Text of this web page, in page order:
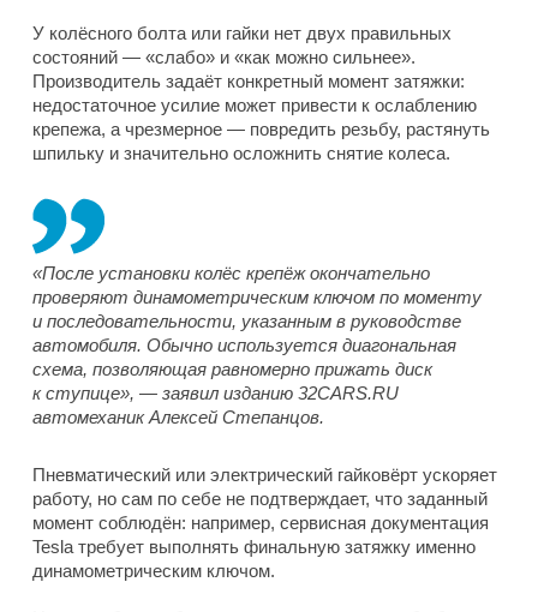
У колёсного болта или гайки нет двух правильных
состояний — «слабо» и «как можно сильнее».
Производитель задаёт конкретный момент затяжки:
недостаточное усилие может привести к ослаблению
крепежа, а чрезмерное — повредить резьбу, растянуть
шпильку и значительно осложнить снятие колеса.
«После установки колёс крепёж окончательно
проверяют динамометрическим ключом по моменту
и последовательности, указанным в руководстве
автомобиля. Обычно используется диагональная
схема, позволяющая равномерно прижать диск
к ступице», — заявил изданию 32CARS.RU
автомеханик Алексей Степанцов.
Пневматический или электрический гайковёрт ускоряет
работу, но сам по себе не подтверждает, что заданный
момент соблюдён: например, сервисная документация
Tesla требует выполнять финальную затяжку именно
динамометрическим ключом.